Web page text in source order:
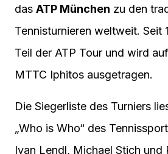
das ATP München zu den
Tennisturnieren weltweit. Seit
Teil der ATP Tour und wird
MTTC Iphitos ausgetragen.
Die Siegerliste des Turniers
„Who is Who“ des
Ivan Lendl, Michael Stich und